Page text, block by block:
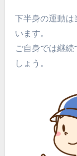
下半身の運動は
います。
ご自身では継
しょう。